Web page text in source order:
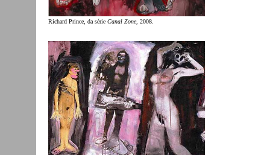
Richard Prince, da série Canal Zone, 2008.